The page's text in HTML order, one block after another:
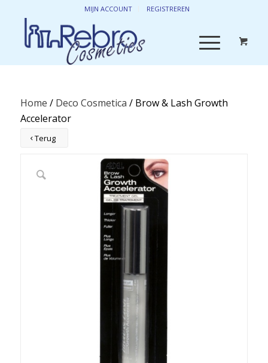
MIJN ACCOUNT REGISTREREN
Home / Deco Cosmetica / Brow & Lash Growth
Accelerator
Terug